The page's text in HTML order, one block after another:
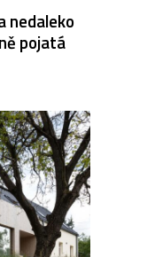
nedaleko
pojatá